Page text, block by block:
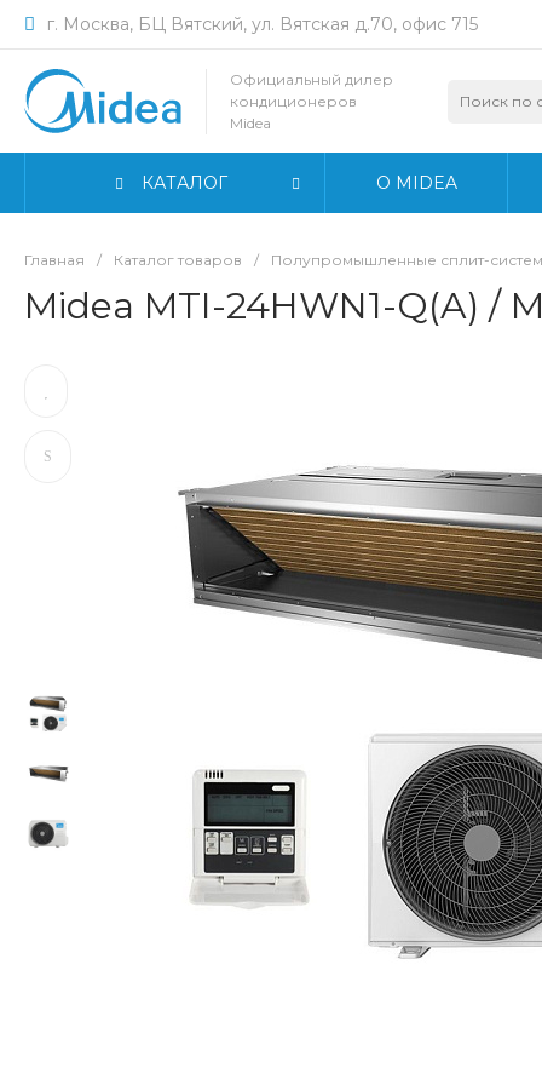
г. Москва, БЦ Вятский, ул. Вятская д.70, офис 715
Официальный дилер
кондиционеров
Midea
КАТАЛОГ О MIDEA
Главная / Каталог товаров / Полупромышленные сплит-
Midea MTI-24HWN1-Q(A) /